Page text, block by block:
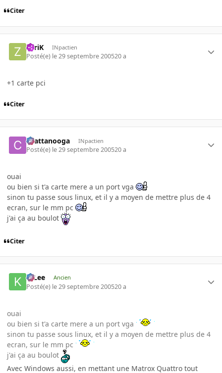
Citer
ZyriK INpactien
Posté(e) le 29 septembre 200520 a
+1 carte pci
Citer
chattanooga INpactien
Posté(e) le 29 septembre 200520 a
ouai
ou bien si t'a carte mere a un port vga
sinon tu passe sous linux, et il y a moyen de mettre plus de 4
ecran, sur le mm pc
j'ai ça au boulot
Citer
K-Lee Ancien
Posté(e) le 29 septembre 200520 a
ouai
ou bien si t'a carte mere a un port vga
sinon tu passe sous linux, et il y a moyen de mettre plus de 4
ecran, sur le mm pc
j'ai ça au boulot
Avec Windows aussi, en mettant une Matrox Quattro tout